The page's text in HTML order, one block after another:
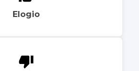
Elogio